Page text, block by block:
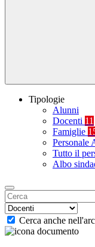
Tipologie
Alunni
Docenti 11
Famiglie
Personale
Tutto il
Albo
Cerca anche